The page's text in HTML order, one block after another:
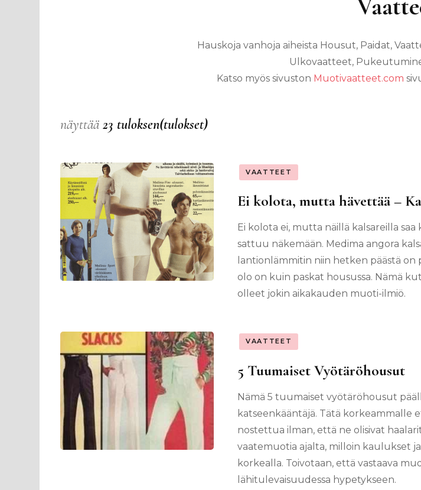
Hauskoja vanhoja aiheista Housut, Paidat,
Ulkovaatteet,
Katso myös sivuston Muotivaatteet.com
näyttää 23 tuloksen(tulokset)
VAATTEET
Ei kolota, mutta hävettää –
Ei kolota ei, mutta näillä kalsareilla saa
sattuu näkemään. Medima angora
lantionlämmitin niin hetken päästä on
olo on kuin paskat housussa. Nämä
olleet jokin aikakauden muoti-ilmiö.
VAATTEET
5 Tuumaiset Vyötäröhousut
Nämä 5 tuumaiset vyötäröhousut
katseenkääntäjä. Tätä korkeammalle
nostettua ilman, että ne olisivat
vaatemuotia ajalta, milloin kaulukset
korkealla. Toivotaan, että vastaava
lähitulevaisuudessa hypetykseen.